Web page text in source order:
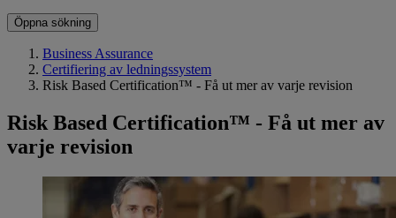
Öppna sökning
Business Assurance
Certifiering av ledningssystem
Risk Based Certification™ - Få ut mer av varje revision
Risk Based Certification™ - Få ut mer av
varje revision